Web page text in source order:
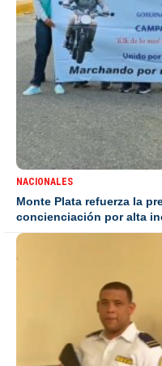
NACIONALES
Monte Plata refuerza la
concienciación por alta